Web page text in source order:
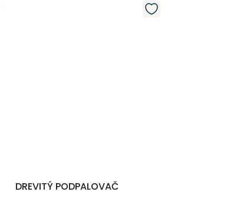
DREVITÝ PODPALOVAČ